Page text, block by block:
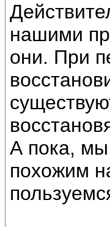
нашими
они. При
А пока, мы
похожим